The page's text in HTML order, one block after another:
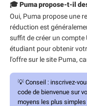
🎓 Puma propose-t-il
Oui, Puma propose une
réduction est
suffit de créer un compte
étudiant pour obtenir
l'offre sur le site Puma,
💡 Conseil : inscrivez-
code de bienvenue sur
moyens les plus